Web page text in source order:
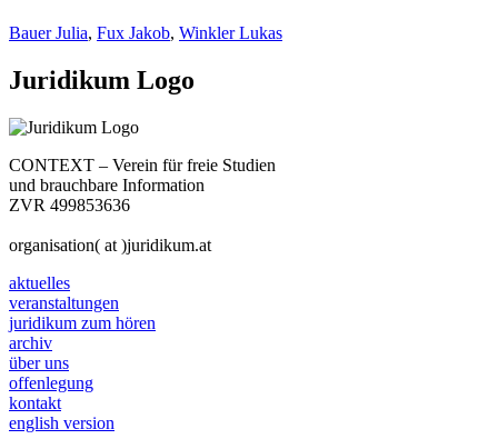
Bauer Julia, Fux Jakob, Winkler Lukas
Juridikum Logo
CONTEXT – Verein für freie Studien
und brauchbare Information
ZVR 499853636
organisation( at )juridikum.at
aktuelles
veranstaltungen
juridikum zum hören
archiv
über uns
offenlegung
kontakt
english version